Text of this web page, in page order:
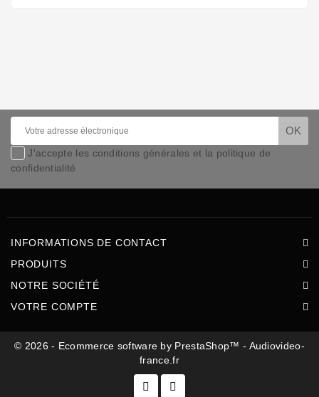
J'accepte les conditions générales et la politique de
confidentialité
INFORMATIONS DE CONTACT
PRODUITS
NOTRE SOCIÉTÉ
VOTRE COMPTE
© 2026 - Ecommerce software by PrestaShop™ - Audiovideo-
france.fr